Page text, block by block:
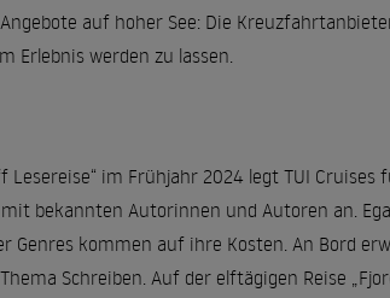
auf hoher See: Die
Erlebnis werden zu lassen.
im Frühjahr 2024 legt TUI Cruises
bekannten Autorinnen und Autoren an.
Genres kommen auf ihre Kosten. An Bord
Schreiben. Auf der elftägigen Reise